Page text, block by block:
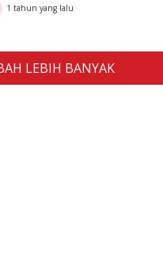
1 tahun yang lalu
LEBIH BANYAK